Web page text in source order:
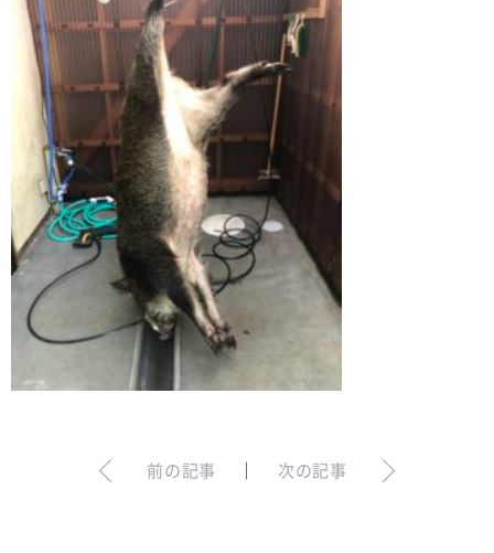
メディア情報 製作所ブログ
特定商法取引に基づく表記 プライバシーポリシー
お問い合わせ ログイン
犬の無添加おやつ｜gibi∞one
前の記事 ｜ 次の記事